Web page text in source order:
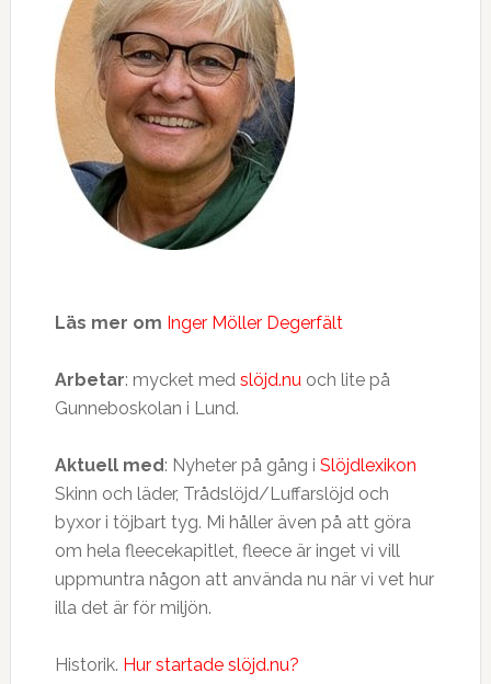
Läs mer om Inger Möller Degerfält
Arbetar: mycket med slöjd.nuoch lite på
Gunneboskolan i Lund.
Aktuell med: Nyheter på gång i Slöjdlexikon
Skinn och läder, Trådslöjd/Luffarslöjd och
byxor i töjbart tyg. Mi håller även på att göra
om hela fleecekapitlet, fleece är inget vi vill
uppmuntra någon att använda nu när vi vet hur
illa det är för miljön.
Historik. Hur startade slöjd.nu?